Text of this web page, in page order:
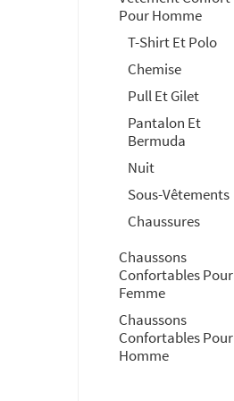
Pour Homme
T-Shirt Et Polo
Chemise
Pull Et Gilet
Pantalon Et
Bermuda
Nuit
Sous-Vêtements
Chaussures
Chaussons
Confortables Pour
Femme
Chaussons
Confortables Pour
Homme